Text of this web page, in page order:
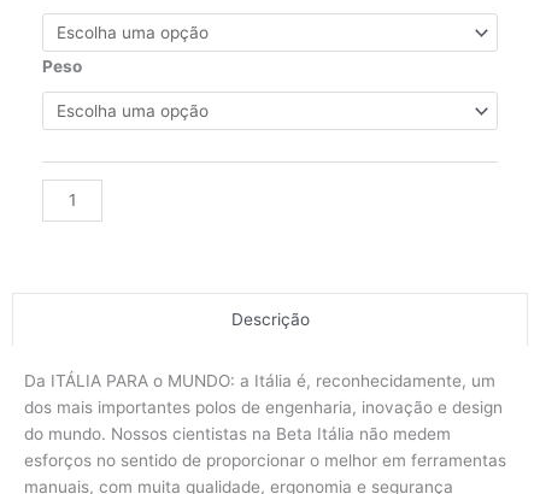
Peso
FIXA
(20X22)
quantidade
Descrição
Da ITÁLIA PARA o MUNDO: a Itália é, reconhecidamente, um
dos mais importantes polos de engenharia, inovação e design
do mundo. Nossos cientistas na Beta Itália não medem
esforços no sentido de proporcionar o melhor em ferramentas
manuais, com muita qualidade, ergonomia e segurança